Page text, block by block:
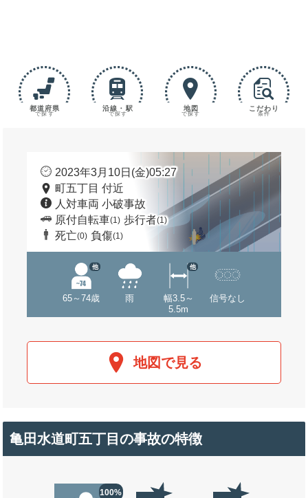
都道府県
で探す
沿線・駅
で探す
地図
で探す
こだわり
条件
2023年3月10日(金)05:27
町五丁目 付近
人対車両 小破事故
原付自転車(1) 歩行者(1)
死亡(0) 負傷(1)
65～74歳
他
雨
幅3.5～
5.5m
他
信号なし
地図で見る
亀田水道町五丁目の事故の特徴
100%